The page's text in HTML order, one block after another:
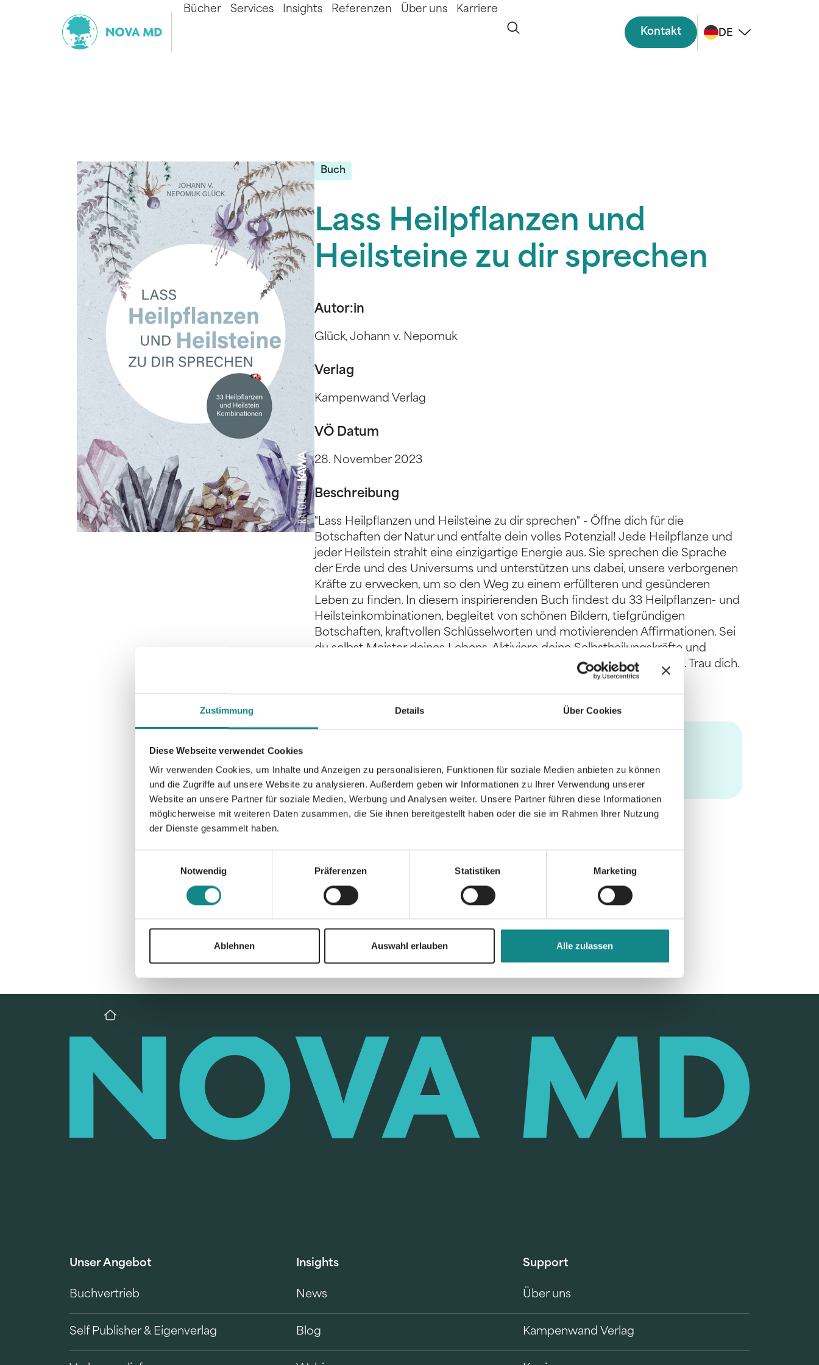
Zustimmung Details Über Cookies
Diese Webseite verwendet Cookies
Wir verwenden Cookies, um Inhalte und Anzeigen zu personalisieren, Funktionen für soziale Medien anbieten zu können
und die Zugriffe auf unsere Website zu analysieren. Außerdem geben wir Informationen zu Ihrer Verwendung unserer
Website an unsere Partner für soziale Medien, Werbung und Analysen weiter. Unsere Partner führen diese Informationen
möglicherweise mit weiteren Daten zusammen, die Sie ihnen bereitgestellt haben oder die sie im Rahmen Ihrer Nutzung
der Dienste gesammelt haben.
Notwendig
Präferenzen Statistiken Marketing
Ablehnen Auswahl erlauben Alle zulassen
Bücher Services Insights Referenzen Über uns Karriere
Kontakt DE
Buch
Lass Heilpflanzen und
Heilsteine zu dir sprechen
Autor:in
Glück, Johann v. Nepomuk
Verlag
Kampenwand Verlag
VÖ Datum
28. November 2023
Beschreibung
"Lass Heilpflanzen und Heilsteine zu dir sprechen" - Öffne dich für die
Botschaften der Natur und entfalte dein volles Potenzial! Jede Heilpflanze und
jeder Heilstein strahlt eine einzigartige Energie aus. Sie sprechen die Sprache
der Erde und des Universums und unterstützen uns dabei, unsere verborgenen
Kräfte zu erwecken, um so den Weg zu einem erfüllteren und gesünderen
Leben zu finden. In diesem inspirierenden Buch findest du 33 Heilpflanzen- und
Heilsteinkombinationen, begleitet von schönen Bildern, tiefgründigen
Botschaften, kraftvollen Schlüsselworten und motivierenden Affirmationen. Sei
du selbst Meister deines Lebens. Aktiviere deine Selbstheilungskräfte und
werde zu dem Licht- und Friedensbringer, den du bereits in dir trägst. Trau dich.
PDF
Unser Angebot
Buchvertrieb
Self Publisher & Eigenverlag
Insights
News
Blog
Support
Über uns
Kampenwand Verlag